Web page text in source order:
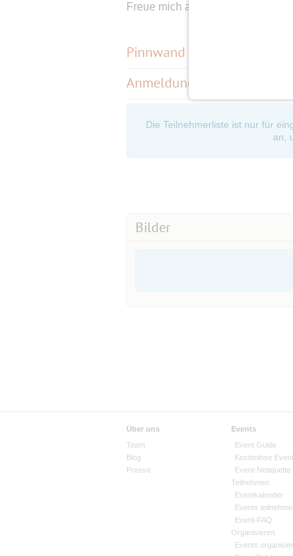
Freue mich auf nette Gesellschaft.
Pinnwand
Anmeldungen
Die Teilnehmerliste ist nur für
an,
Bilder
Über uns
Team
Blog
Presse
Events
Event Guide
Kostenlose
Event-Netiquette
Teilnehmen
Eventkalender
Events
Event-FAQ
Organisieren
Events